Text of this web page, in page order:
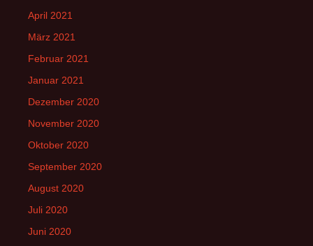
April 2021
März 2021
Februar 2021
Januar 2021
Dezember 2020
November 2020
Oktober 2020
September 2020
August 2020
Juli 2020
Juni 2020